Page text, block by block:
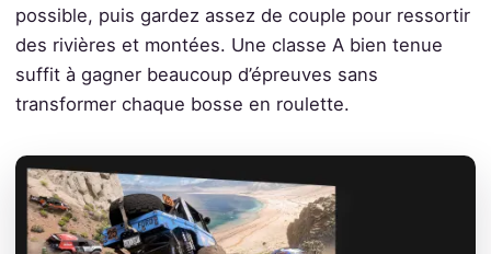
possible, puis gardez assez de couple pour ressortir
des rivières et montées. Une classe A bien tenue
suffit à gagner beaucoup d’épreuves sans
transformer chaque bosse en roulette.